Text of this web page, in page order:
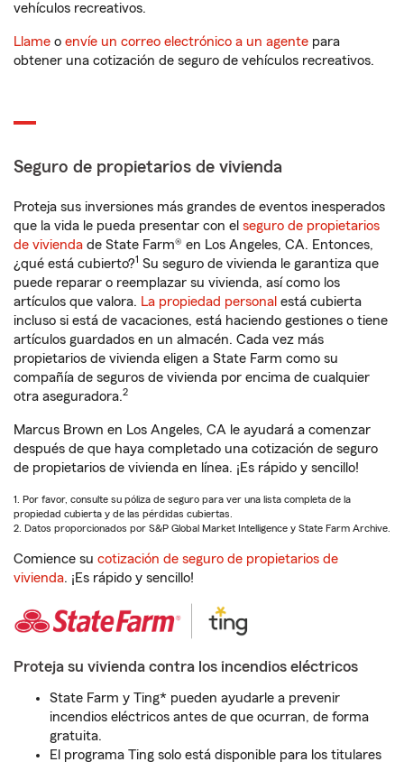
vehículos recreativos.
Llame o envíe un correo electrónico a un agente para
obtener una cotización de seguro de vehículos recreativos.
Seguro de propietarios de vivienda
Proteja sus inversiones más grandes de eventos inesperados
que la vida le pueda presentar con el seguro de propietarios
de vivienda de State Farm® en Los Angeles, CA. Entonces,
¿qué está cubierto?1 Su seguro de vivienda le garantiza que
puede reparar o reemplazar su vivienda, así como los
artículos que valora. La propiedad personal está cubierta
incluso si está de vacaciones, está haciendo gestiones o tiene
artículos guardados en un almacén. Cada vez más
propietarios de vivienda eligen a State Farm como su
compañía de seguros de vivienda por encima de cualquier
otra aseguradora.2
Marcus Brown en Los Angeles, CA le ayudará a comenzar
después de que haya completado una cotización de seguro
de propietarios de vivienda en línea. ¡Es rápido y sencillo!
1. Por favor, consulte su póliza de seguro para ver una lista completa de la
propiedad cubierta y de las pérdidas cubiertas.
2. Datos proporcionados por S&P Global Market Intelligence y State Farm Archive.
Comience su cotización de seguro de propietarios de
vivienda. ¡Es rápido y sencillo!
Proteja su vivienda contra los incendios eléctricos
State Farm y Ting* pueden ayudarle a prevenir
incendios eléctricos antes de que ocurran, de forma
gratuita.
El programa Ting solo está disponible para los titulares